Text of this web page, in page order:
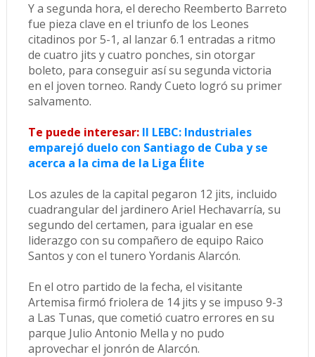
Y a segunda hora, el derecho Reemberto Barreto
fue pieza clave en el triunfo de los Leones
citadinos por 5-1, al lanzar 6.1 entradas a ritmo
de cuatro jits y cuatro ponches, sin otorgar
boleto, para conseguir así su segunda victoria
en el joven torneo. Randy Cueto logró su primer
salvamento.
Te puede interesar: II LEBC: Industriales
emparejó duelo con Santiago de Cuba y se
acerca a la cima de la Liga Élite
Los azules de la capital pegaron 12 jits, incluido
cuadrangular del jardinero Ariel Hechavarría, su
segundo del certamen, para igualar en ese
liderazgo con su compañero de equipo Raico
Santos y con el tunero Yordanis Alarcón.
En el otro partido de la fecha, el visitante
Artemisa firmó friolera de 14 jits y se impuso 9-3
a Las Tunas, que cometió cuatro errores en su
parque Julio Antonio Mella y no pudo
aprovechar el jonrón de Alarcón.